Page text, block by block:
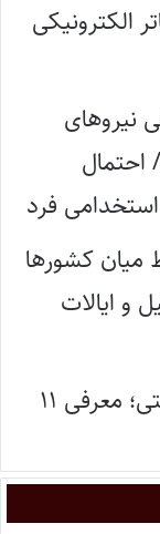
الکترونیکی
نیروهای
احتمال
فرد
میان کشورها
و ایالات
انواع مالکیت املاک در حقوق ثبتی؛ معرفی ۱۱